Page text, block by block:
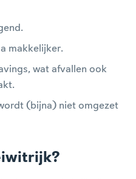
makkelijker.
wat afvallen ook
(bijna) niet omgezet